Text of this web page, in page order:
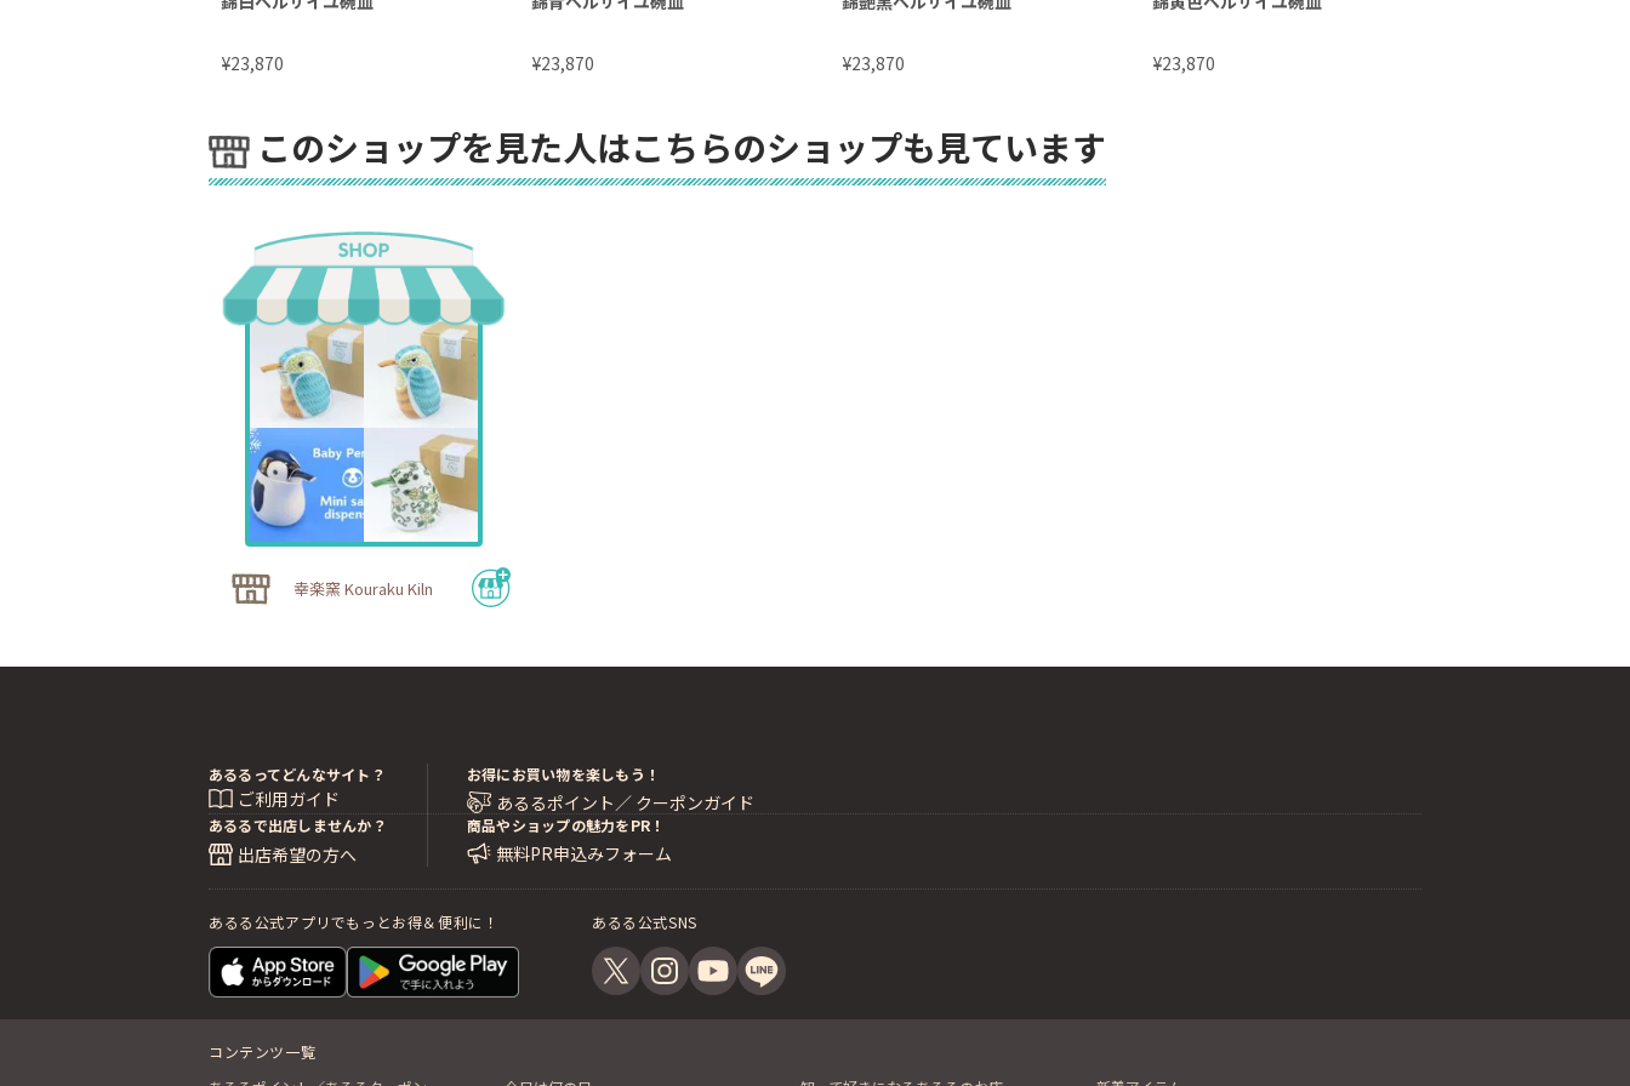
¥23,870 ¥23,870 ¥23,870 ¥23,870
このショップを見た人はこちらのショップも見ています
幸楽窯 Kouraku Kiln
あるるってどんなサイト？
ご利用ガイド
お得にお買い物を楽しもう！
あるるポイント／ クーポンガイド
あるるで出店しませんか？
出店希望の方へ
商品やショップの魅力をPR！
無料PR申込みフォーム
あるる公式アプリでもっとお得＆便利に！ あるる公式SNS
コンテンツ一覧